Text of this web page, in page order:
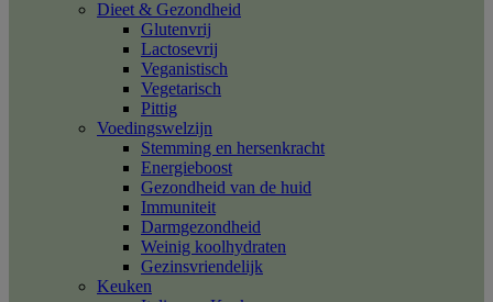
Dieet & Gezondheid
Glutenvrij
Lactosevrij
Veganistisch
Vegetarisch
Pittig
Voedingswelzijn
Stemming en hersenkracht
Energieboost
Gezondheid van de huid
Immuniteit
Darmgezondheid
Weinig koolhydraten
Gezinsvriendelijk
Keuken